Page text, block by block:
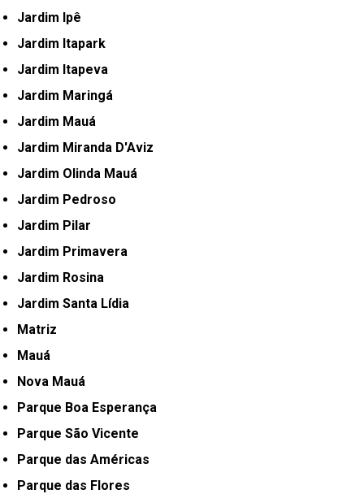
Jardim Ipê
Jardim Itapark
Jardim Itapeva
Jardim Maringá
Jardim Mauá
Jardim Miranda D'Aviz
Jardim Olinda Mauá
Jardim Pedroso
Jardim Pilar
Jardim Primavera
Jardim Rosina
Jardim Santa Lídia
Matriz
Mauá
Nova Mauá
Parque Boa Esperança
Parque São Vicente
Parque das Américas
Parque das Flores